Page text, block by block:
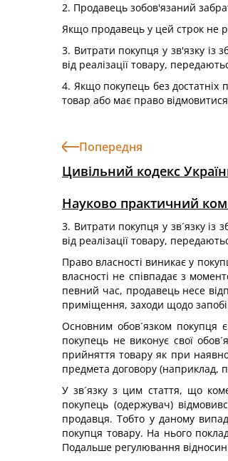
2. Продавець зобов'язаний
Якщо продавець у цей строк не
3. Витрати покупця у зв'язку із
від реалізації товару,
4. Якщо покупець без достатніх
товар або має право
Попередня
Цивільний кодекс
Науково практичний
3. Витрати покупця у зв´язку
від реалізації товару,
Право власності виникає у
власності не співпадає з
певний час, продавець несе
приміщення, заходи щодо
Основним обов´язком покупця
покупець не виконує свої
прийняття товару як при
предмета договору (наприклад,
У зв´язку з цим стаття, що
покупець (одержувач)
продавця. Тобто у даному
покупця товару. На нього
Подальше регулювання відносин